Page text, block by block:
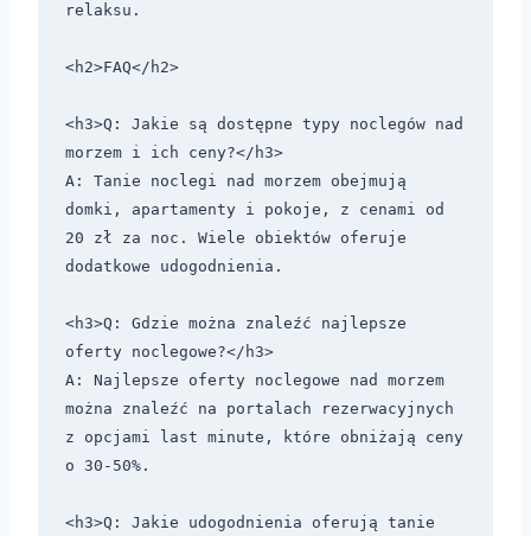
relaksu.
<h2>FAQ</h2>
<h3>Q: Jakie są dostępne typy noclegów nad
morzem i ich ceny?</h3>
A: Tanie noclegi nad morzem obejmują
domki, apartamenty i pokoje, z cenami od
20 zł za noc. Wiele obiektów oferuje
dodatkowe udogodnienia.
<h3>Q: Gdzie można znaleźć najlepsze
oferty noclegowe?</h3>
A: Najlepsze oferty noclegowe nad morzem
można znaleźć na portalach rezerwacyjnych
z opcjami last minute, które obniżają ceny
o 30-50%.
<h3>Q: Jakie udogodnienia oferują tanie